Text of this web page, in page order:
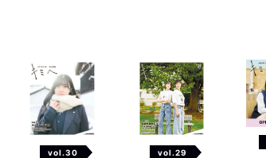
vol.30 vol.29